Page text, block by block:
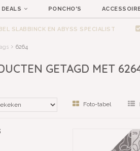
PONCHO'S
SLABBINCK EN ABYSS SPECIALIST
6264
GETAGD MET
Foto-tabel